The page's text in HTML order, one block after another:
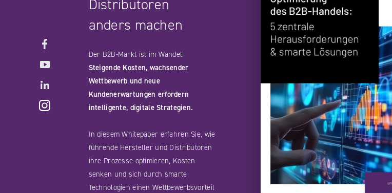
Distributoren
anders machen
Der B2B-Markt ist im Wandel:
Steigende Kosten, wachsender
Wettbewerb und neue
Kundenerwartungen erfordern
intelligente, digitale Strategien.
In diesem Whitepaper erfahren Sie, wie
führende Hersteller und Distributoren
ihre Prozesse optimieren, Kosten
senken und sich durch smarte
Technologien einen Wettbewerbsvorteil